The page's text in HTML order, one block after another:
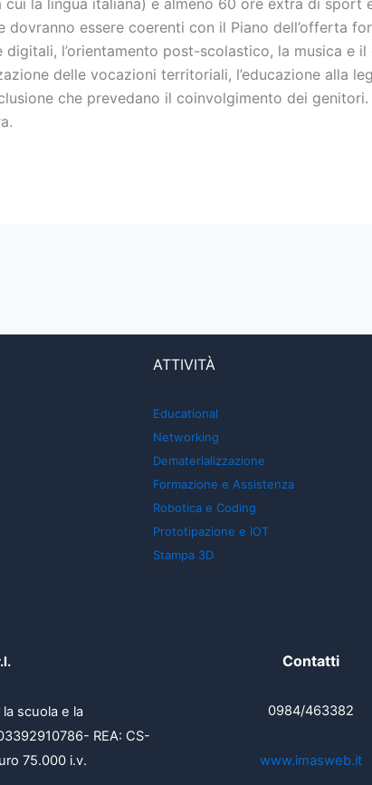
la lingua italiana) e almeno 60 ore extra di
dovranno essere coerenti con il Piano dell’offerta
digitali, l’orientamento post-scolastico, la musica
delle vocazioni territoriali, l’educazione alla
che prevedano il coinvolgimento dei
ATTIVITÀ
Educational
Networking
Dematerializzazione
Formazione e Assistenza
Robotica e Coding
Prototipazione e IOT
Stampa 3D
scuola e la
REA: CS-
75.000 i.v.
Contatti
0984/463382
www.imasweb.it